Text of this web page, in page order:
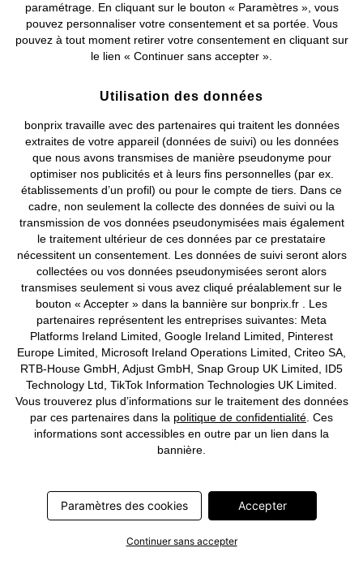
NOUVEAU
Sneakers rétro Fila
CHF 79,95
NOUVEAU
Sneakers Fila détails léopard
CHF 79,95
CHF 99,95
CHF 49,95
paramétrage. En cliquant sur le bouton « Paramètres », vous
pouvez personnaliser votre consentement et sa portée. Vous
pouvez à tout moment retirer votre consentement en cliquant sur
le lien « Continuer sans accepter ».
Utilisation des données
bonprix travaille avec des partenaires qui traitent les données
extraites de votre appareil (données de suivi) ou les données
que nous avons transmises de manière pseudonyme pour
optimiser nos publicités et à leurs fins personnelles (par ex.
établissements d’un profil) ou pour le compte de tiers. Dans ce
cadre, non seulement la collecte des données de suivi ou la
transmission de vos données pseudonymisées mais également
le traitement ultérieur de ces données par ce prestataire
nécessitent un consentement. Les données de suivi seront alors
collectées ou vos données pseudonymisées seront alors
transmises seulement si vous avez cliqué préalablement sur le
bouton « Accepter » dans la bannière sur bonprix.fr . Les
partenaires représentent les entreprises suivantes: Meta
Platforms Ireland Limited, Google Ireland Limited, Pinterest
Europe Limited, Microsoft Ireland Operations Limited, Criteo SA,
RTB-House GmbH, Adjust GmbH, Snap Group UK Limited, ID5
Technology Ltd, TikTok Information Technologies UK Limited.
Vous trouverez plus d’informations sur le traitement des données
par ces partenaires dans la politique de confidentialité . Ces
informations sont accessibles en outre par un lien dans la
bannière.
Paramètres des cookies Accepter
Continuer sans accepter